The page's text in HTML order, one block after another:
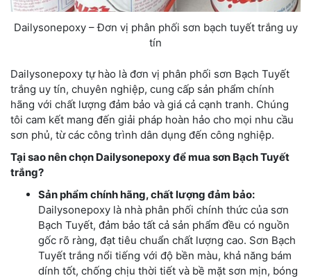
Dailysonepoxy – Đơn vị phân phối sơn bạch tuyết trắng uy
tín
Dailysonepoxy tự hào là đơn vị phân phối sơn Bạch Tuyết
trắng uy tín, chuyên nghiệp, cung cấp sản phẩm chính
hãng với chất lượng đảm bảo và giá cả cạnh tranh. Chúng
tôi cam kết mang đến giải pháp hoàn hảo cho mọi nhu cầu
sơn phủ, từ các công trình dân dụng đến công nghiệp.
Tại sao nên chọn Dailysonepoxy để mua sơn Bạch Tuyết
trắng?
Sản phẩm chính hãng, chất lượng đảm bảo:
Dailysonepoxy là nhà phân phối chính thức của sơn
Bạch Tuyết, đảm bảo tất cả sản phẩm đều có nguồn
gốc rõ ràng, đạt tiêu chuẩn chất lượng cao. Sơn Bạch
Tuyết trắng nổi tiếng với độ bền màu, khả năng bám
dính tốt, chống chịu thời tiết và bề mặt sơn mịn, bóng